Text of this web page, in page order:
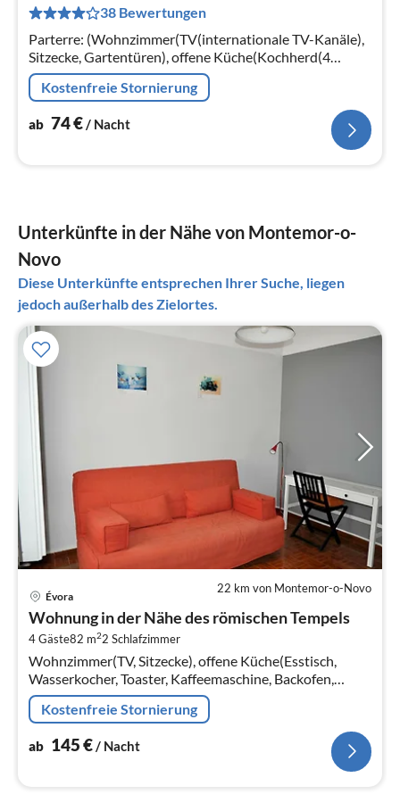
38 Bewertungen
Parterre: (Wohnzimmer(TV(internationale TV-Kanäle),
Sitzecke, Gartentüren), offene Küche(Kochherd(4
Kochplatten, Induktion), Kaffeemaschine(Filter)
Kostenfreie Stornierung
ab 74€/ Nacht
Unterkünfte in der Nähe von Montemor-o-
Novo
Diese Unterkünfte entsprechen Ihrer Suche, liegen
jedoch außerhalb des Zielortes.
22 km von Montemor-o-Novo
Évora
Wohnung in der Nähe des römischen Tempels
4 Gäste82 m22 Schlafzimmer
Wohnzimmer(TV, Sitzecke), offene Küche(Esstisch,
Wasserkocher, Toaster, Kaffeemaschine, Backofen,
Mikrowelle, Spülmaschine, Kühlschrank,
Tiefkühlschrank, , )
Kostenfreie Stornierung
ab 145€/ Nacht